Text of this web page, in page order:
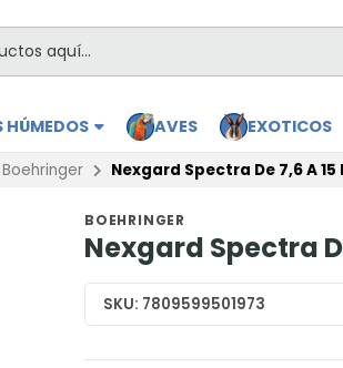
HÚMEDOS AVES EXOTICOS
Boehringer Nexgard Spectra De 7,6 A 15
BOEHRINGER
Nexgard Spectra
SKU: 7809599501973